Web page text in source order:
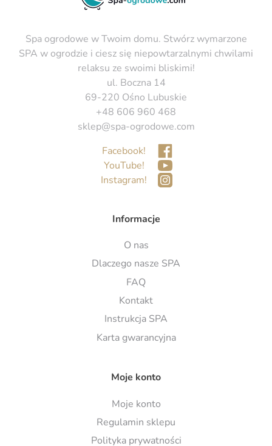
Spa ogrodowe w Twoim domu. Stwórz wymarzone
SPA w ogrodzie i ciesz się niepowtarzalnymi chwilami
relaksu ze swoimi bliskimi!
ul. Boczna 14
69-220 Ośno Lubuskie
+48 606 960 468
sklep@spa-ogrodowe.com
Facebook!
YouTube!
Instagram!
Informacje
O nas
Dlaczego nasze SPA
FAQ
Kontakt
Instrukcja SPA
Karta gwarancyjna
Moje konto
Moje konto
Regulamin sklepu
Polityka prywatności